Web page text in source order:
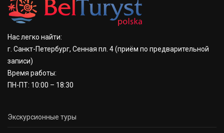
Нас легко найти:
г. Санкт-Петербург, Сенная пл. 4(приём по предварительной
записи)
Время работы:
ПН-ПТ: 10:00 – 18:30
Экскурсионные туры